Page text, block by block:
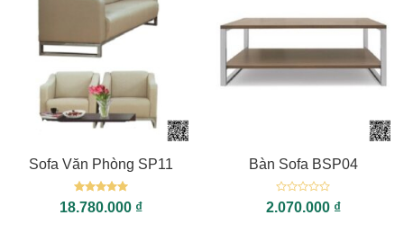
Sofa Văn Phòng SP11
Được xếp
hạng55
18.780.000 ₫
Bàn Sofa BSP04
Được
xếp
2.070.000 ₫